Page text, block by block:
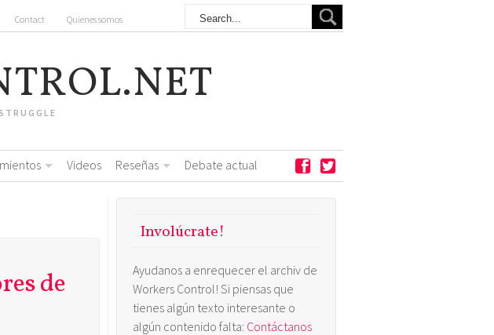
Contact Quienes somos
Videos Reseñas Debate actual
de
Involúcrate!
Ayudanos a enrequecer el archiv de
Workers Control! Si piensas que
tienes algún texto interesante o
algún contenido falta: Contáctanos